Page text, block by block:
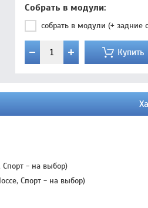
Собрать в модули
собрать в модули (+ задние
Купить
Спорт - на выбор)
Спорт - на выбор)